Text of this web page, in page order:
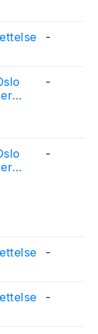
-
-
-
-
-